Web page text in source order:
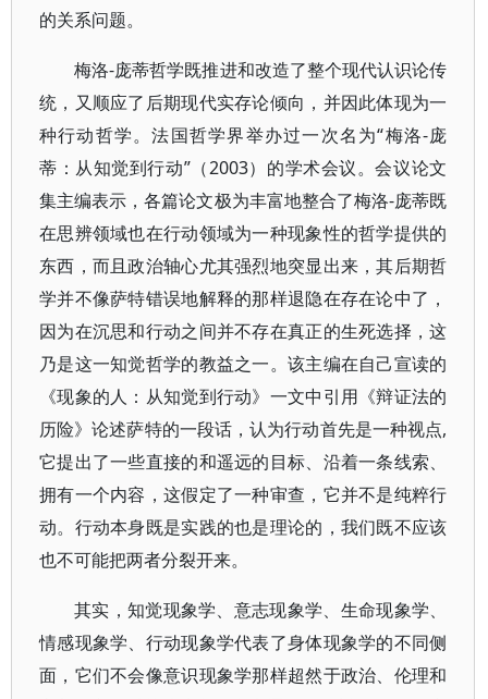
的关系问题。
梅洛-庞蒂哲学既推进和改造了整个现代认识论传
统，又顺应了后期现代实存论倾向，并因此体现为一
种行动哲学。法国哲学界举办过一次名为“梅洛-庞
蒂：从知觉到行动”（2003）的学术会议。会议论文
集主编表示，各篇论文极为丰富地整合了梅洛-庞蒂既
在思辨领域也在行动领域为一种现象性的哲学提供的
东西，而且政治轴心尤其强烈地突显出来，其后期哲
学并不像萨特错误地解释的那样退隐在存在论中了，
因为在沉思和行动之间并不存在真正的生死选择，这
乃是这一知觉哲学的教益之一。该主编在自己宣读的
《现象的人：从知觉到行动》一文中引用《辩证法的
历险》论述萨特的一段话，认为行动首先是一种视点,
它提出了一些直接的和遥远的目标、沿着一条线索、
拥有一个内容，这假定了一种审查，它并不是纯粹行
动。行动本身既是实践的也是理论的，我们既不应该
也不可能把两者分裂开来。
其实，知觉现象学、意志现象学、生命现象学、
情感现象学、行动现象学代表了身体现象学的不同侧
面，它们不会像意识现象学那样超然于政治、伦理和